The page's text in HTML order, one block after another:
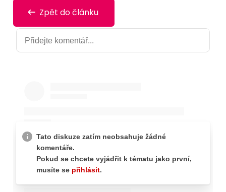
Zpět do článku